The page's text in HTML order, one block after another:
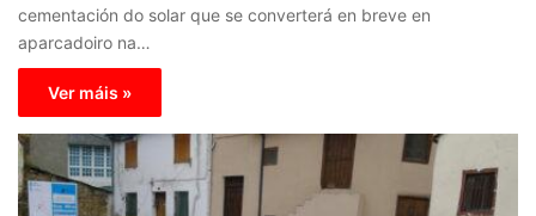
cementación do solar que se converterá en breve en
aparcadoiro na…
Ver máis »